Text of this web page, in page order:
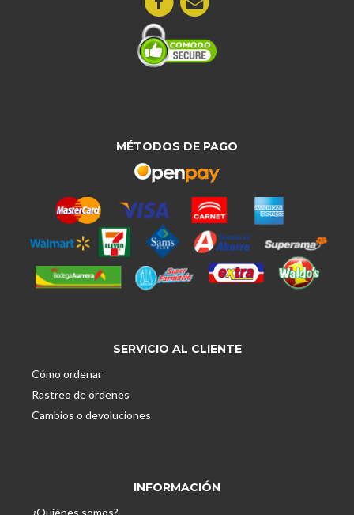
MÉTODOS DE PAGO
SERVICIO AL CLIENTE
Cómo ordenar
Rastreo de órdenes
Cambios o devoluciones
INFORMACIÓN